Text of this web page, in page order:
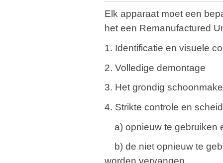
Elk apparaat moet een
het een Remanufactured
1. Identificatie en visuele
2. Volledige demontage
3. Het grondig
4. Strikte controle en
a) opnieuw te gebruiken
b) de niet opnieuw te
worden vervangen